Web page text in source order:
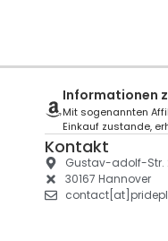
Informationen
Mit sogenannten
Einkauf zustande,
Kontakt
Gustav-adolf-Str.
30167 Hannover